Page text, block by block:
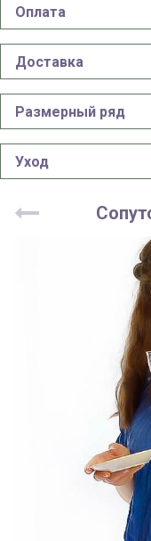
Оплата
Доставка
Размерный ряд
Уход